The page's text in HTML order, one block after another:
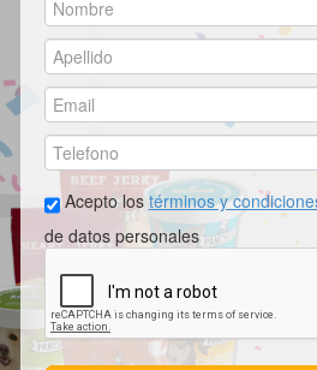
Acepto lostérminos y
de datos personales